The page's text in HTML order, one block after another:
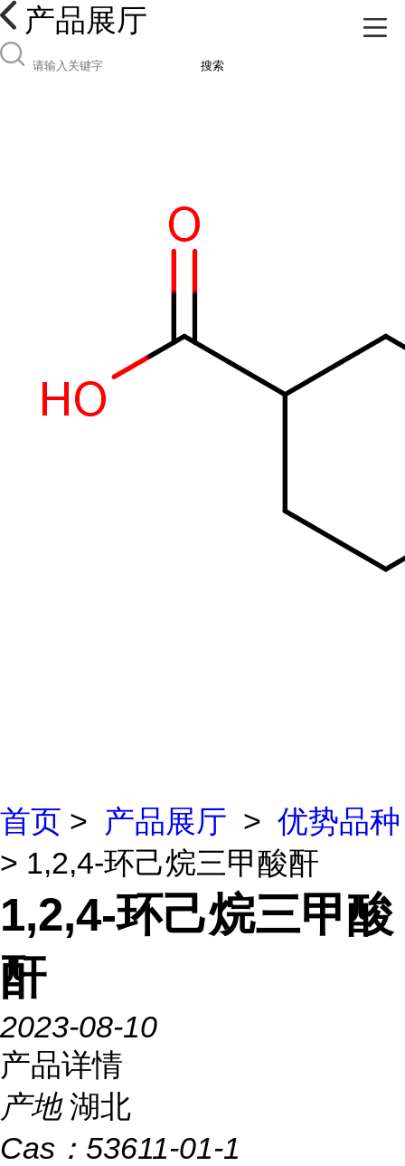
产品展厅
搜索
首页 > 产品展厅 > 优势品种
> 1,2,4-环己烷三甲酸酐
1,2,4-环己烷三甲酸
酐
2023-08-10
产品详情
产地 湖北
Cas： 53611-01-1